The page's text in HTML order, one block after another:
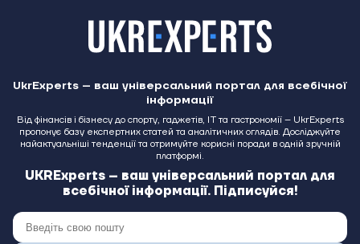
UkrExperts – ваш універсальний портал для всебічної
інформації
Від фінансів і бізнесу до спорту, гаджетів, IT та гастрономії – UkrExperts
пропонує базу експертних статей та аналітичних оглядів. Досліджуйте
найактуальніші тенденції та отримуйте корисні поради в одній зручній
платформі.
UKRExperts – ваш універсальний портал для
всебічної інформації. Підписуйся!